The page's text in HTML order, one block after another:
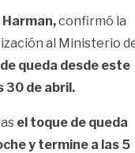
Harman,confirmó la
al Ministerio
queda desde este
30 de abril.
el toque de queda
y termine a las 5